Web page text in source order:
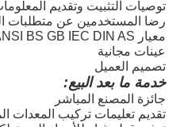
توصيات التثبيت وتقديم
رضا المستخدمين عن متطلبات
معيار ANSI BS GB IEC DIN AS
عينات مجانية
تصميم العميل
خدمة ما بعد البيع:
جائزة المصنع المباشر
تقديم تعليمات تركيب المعدات